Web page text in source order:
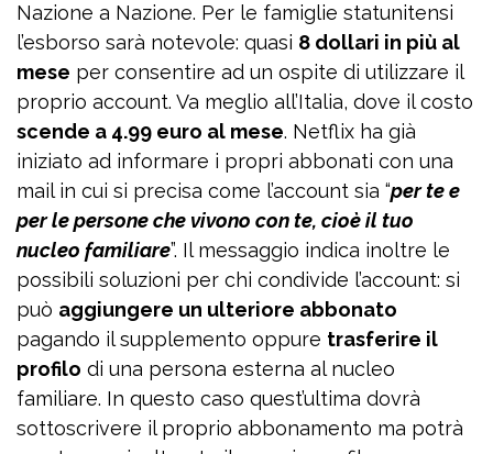
Nazione a Nazione. Per le famiglie statunitensi
l’esborso sarà notevole: quasi 8 dollari in più al
mese per consentire ad un ospite di utilizzare il
proprio account. Va meglio all’Italia, dove il costo
scende a 4.99 euro al mese. Netflix ha già
iniziato ad informare i propri abbonati con una
mail in cui si precisa come l’account sia “per te e
per le persone che vivono con te, cioè il tuo
nucleo familiare”. Il messaggio indica inoltre le
possibili soluzioni per chi condivide l’account: si
può aggiungere un ulteriore abbonato
pagando il supplemento oppure trasferire il
profilo di una persona esterna al nucleo
familiare. In questo caso quest’ultima dovrà
sottoscrivere il proprio abbonamento ma potrà